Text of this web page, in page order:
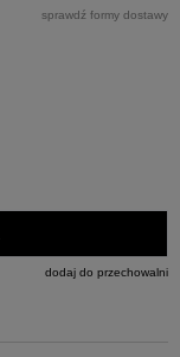
sprawdź formy dostawy
dodaj do przechowalni